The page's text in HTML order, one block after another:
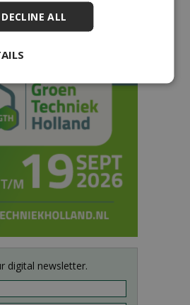
3 4 5
digital newsletter.
DECLINE ALL